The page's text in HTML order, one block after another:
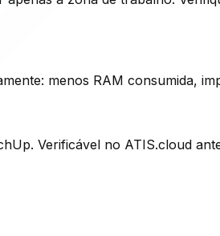
menos RAM consumida,
Verificável no ATIS.cloud